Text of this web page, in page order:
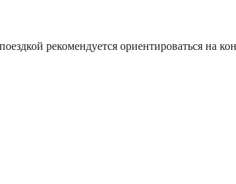
рекомендуется ориентироваться на